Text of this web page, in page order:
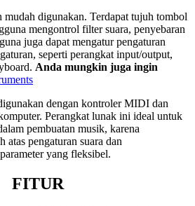
mudah digunakan. Terdapat tujuh tombol
mengontrol filter suara, penyebaran
juga dapat mengatur pengaturan
seperti perangkat input/output,
Anda mungkin juga ingin
dengan kontroler MIDI dan
Perangkat lunak ini ideal untuk
pembuatan musik, karena
atas pengaturan suara dan
yang fleksibel.
FITUR